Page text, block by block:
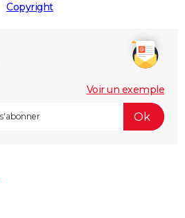
Copyright
Voir un exemple